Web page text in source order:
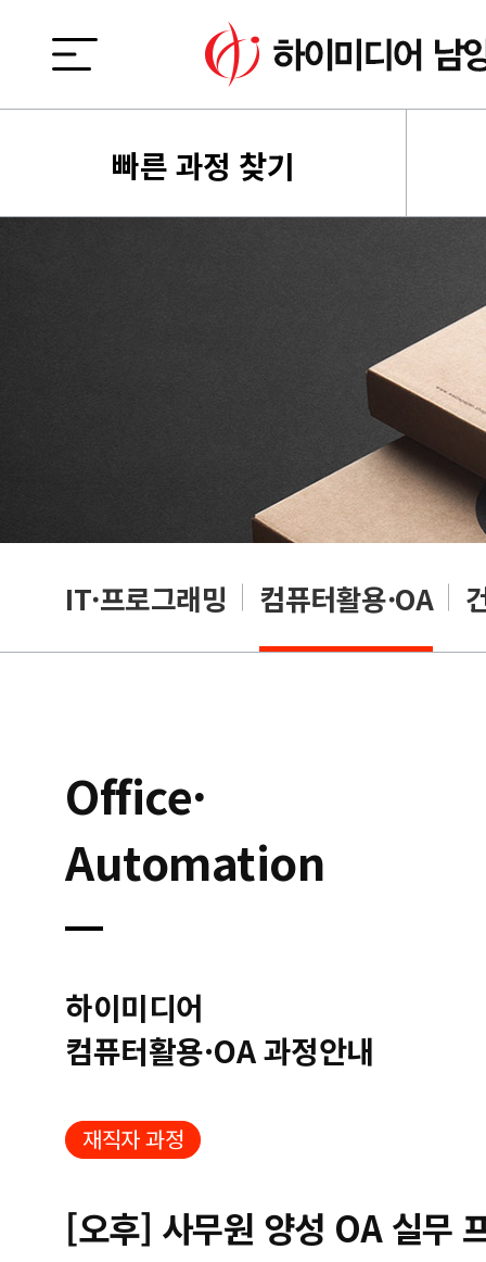
빠른 과정 찾기
IT·프로그래밍 컴퓨터활용·OA
Office·
Automation
하이미디어
컴퓨터활용·OA 과정안내
재직자 과정
[오후] 사무원 양성 OA 실무